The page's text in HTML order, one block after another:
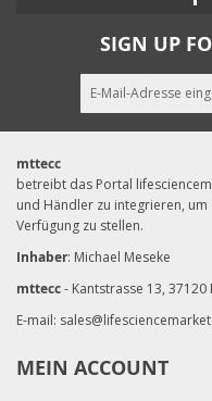
SIGN UP
mttecc
betreibt das Portal
und Händler zu integrieren,
Verfügung zu stellen.
Inhaber: Michael Meseke
mttecc- Kantstrasse 13,
E-mail:
MEIN ACCOUNT